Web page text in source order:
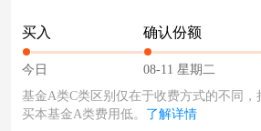
买入
今日
确认份额
08-11 星期二
基金A类C类区别仅在于收费方式的不同，
买本基金A类费用低。 了解详情